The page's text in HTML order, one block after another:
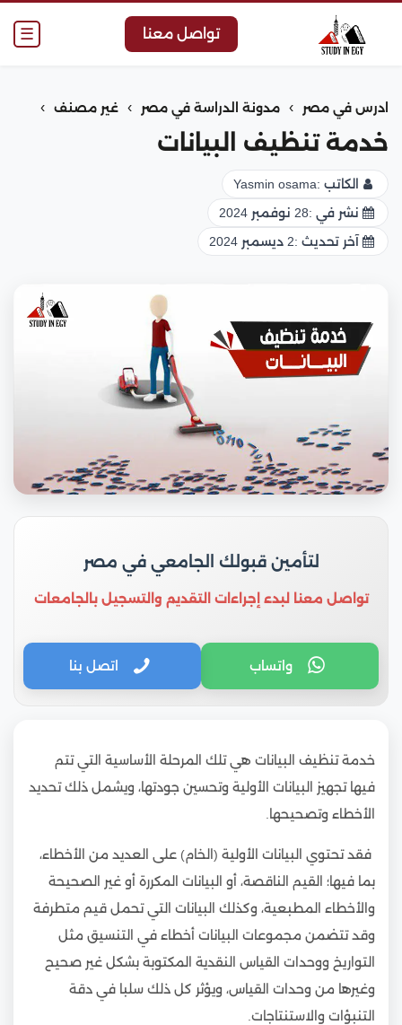
☰ تواصل معنا
ادرس في مصر › مدونة الدراسة في مصر › غير مصنف ›
خدمة تنظيف البيانات
الكاتب :Yasmin osama
نشر في :28 نوفمبر 2024
آخر تحديث :2 ديسمبر 2024
لتأمين قبولك الجامعي في مصر
تواصل معنا لبدء إجراءات التقديم والتسجيل بالجامعات
واتساب اتصل بنا
خدمة تنظيف البيانات هي تلك المرحلة الأساسية التي تتم
فيها تجهيز البيانات الأولية وتحسين جودتها، ويشمل ذلك تحديد
الأخطاء وتصحيحها.
فقد تحتوي البيانات الأولية (الخام) على العديد من الأخطاء،
بما فيها؛ القيم الناقصة، أو البيانات المكررة أو غير الصحيحة
والأخطاء المطبعية، وكذلك البيانات التي تحمل قيم متطرفة
وقد تتضمن مجموعات البيانات أخطاء في التنسيق مثل
التواريخ ووحدات القياس النقدية المكتوبة بشكل غير صحيح
وغيرها من وحدات القياس، ويؤثر كل ذلك سلبا في دقة
التنبؤات والاستنتاجات.